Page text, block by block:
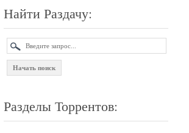
Найти Раздачу:
Разделы Торрентов: